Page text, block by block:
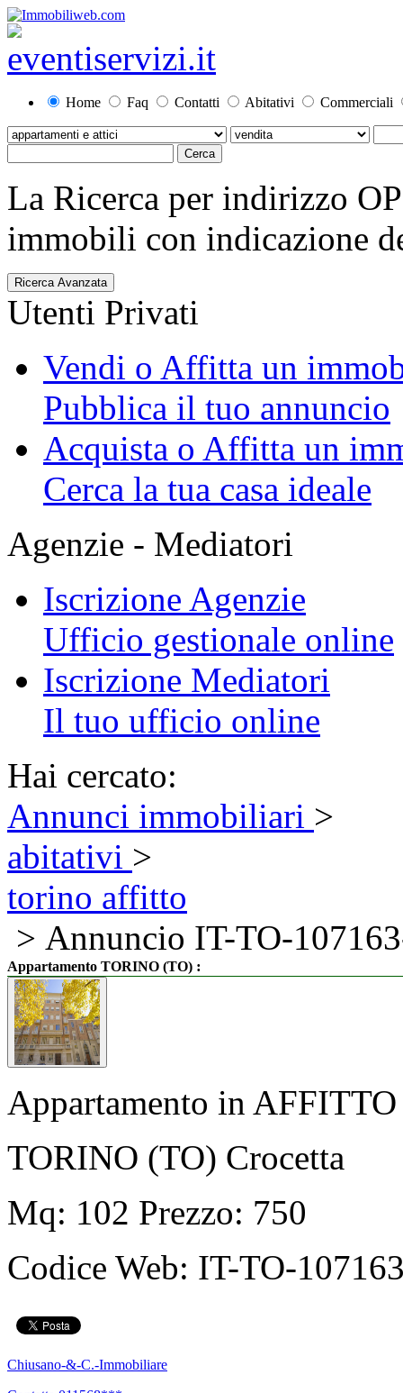
Home Faq Contatti Abitativi Commerciali
La Ricerca per indirizzo
immobili con indicazione
Ricerca Avanzata
Utenti Privati
Vendi o Affitta un
Pubblica il tuo annuncio
Acquista o Affitta un
Cerca la tua casa ideale
Agenzie - Mediatori
Iscrizione Agenzie
Ufficio gestionale online
Iscrizione Mediatori
Il tuo ufficio online
Hai cercato:
Annunci immobiliari >
abitativi >
torino affitto
> Annuncio IT-TO-
Appartamento TORINO (TO) :
Appartamento in AFFITTO
TORINO (TO) Crocetta
Mq: 102 Prezzo: 750
Codice Web: IT-TO-
Chiusano-&-C.-Immobiliare